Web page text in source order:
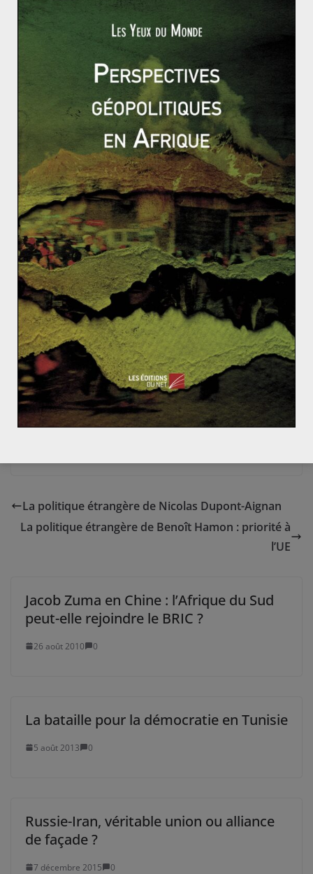
comme membres l’Arménie, le Kazakhstan, la
Biélorussie, le Kirghizstan et le Tadjikistan. La Russie a
grandement profité de la suppression des barrières
douanières au sein de l’UEE, alimentant sa croissance
en augmentant ses échanges avec les autres membres
qui, eux, échangent peu entre eux. En outre, Moscou
domine certains marchés clés pour cette région tels
que les télécommunications avec deux opérateurs
phares Beeline et Megaline.
Contrairement à la Chine, l’influence de la Russie dans
cette région est de plus en plus critiquée et contestée.
Le mode d’entrée de la Chine, par un développement
économique mutuel pourrait faire de l’ombre aux
ambitions russes sur la région.
La politique étrangère de Nicolas Dupont-Aignan
La politique étrangère de Benoît Hamon : priorité à
l’UE
Jacob Zuma en Chine : l’Afrique du Sud
peut-elle rejoindre le BRIC ?
26 août 2010 0
La bataille pour la démocratie en Tunisie
5 août 2013 0
Russie-Iran, véritable union ou alliance
de façade ?
7 décembre 2015 0